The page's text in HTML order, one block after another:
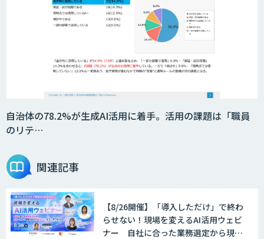
自治体の78.2%が生成AI活用に着手。活用の課題は「職員
のリテ…
関連記事
【8/26開催】「導入しただけ」で終わ
らせない！現場を変えるAI活用ウェビ
ナー 自社に合った業務選定から現